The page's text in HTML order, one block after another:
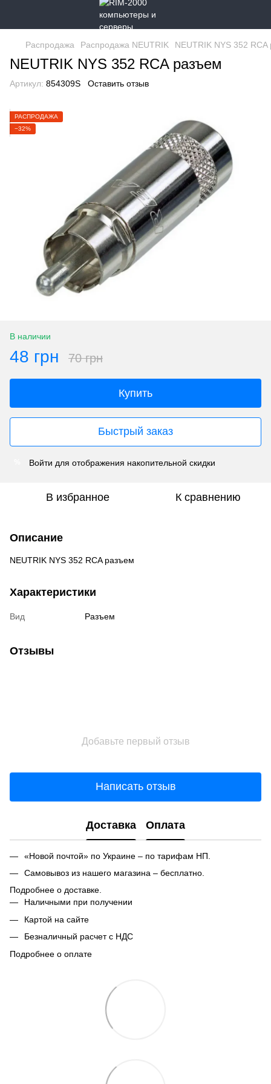
Распродажа Распродажа NEUTRIK NEUTRIK NYS 352 RCA
NEUTRIK NYS 352 RCA разъем
Артикул: 854309S Оставить отзыв
РАСПРОДАЖА
−32%
В наличии
48 грн 70 грн
Купить
Быстрый заказ
Войти для отображения накопительной скидки
В избранное К сравнению
Описание
NEUTRIK NYS 352 RCA разъем
Характеристики
Вид Разъем
Отзывы
Добавьте первый отзыв
Написать отзыв
Доставка Оплата
«Новой почтой» по Украине – по тарифам НП.
Самовывоз из нашего магазина – бесплатно.
Подробнее о доставке.
Наличными при получении
Картой на сайте
Безналичный расчет с НДС
Подробнее о оплате